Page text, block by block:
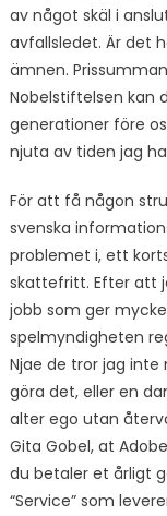
av något skäl i
avfallsledet. Är det
ämnen.
Nobelstiftelsen kan
generationer före
njuta av tiden jag
För att få någon
svenska
problemet i, ett
skattefritt. Efter att
jobb som ger
spelmyndigheten
Njae de tror jag
göra det, eller en
alter ego utan
Gita Gobel, at
du betaler et årligt
“Service” som